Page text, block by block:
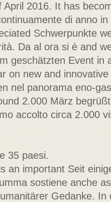
2016. It has
di anno
Schwerpunkte
Da al ora si è and
geschätzten Event in
on new and
nel panorama eno-
2.000 März
accolto circa 2.000
35 paesi.
an important Seit
sostiene anche
Gedanke. In